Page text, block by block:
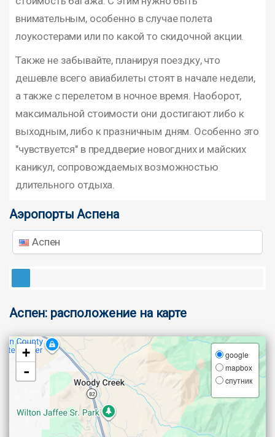
внимательным, особенно в случае полета
лоукостерами или по какой то скидочной акции.
Также не забывайте, планируя поездку, что
дешевле всего авиабилеты стоят в начале недели,
а также с перелетом в ночное время. Наоборот,
максимальной стоимости они достигают либо к
выходным, либо к празничным дням. Особенно это
"чувствуется" в преддверие новогдних и майских
каникул, сопровождаемых возможностью
длительного отдыха.
Аэропорты Аспена
Аспен
Аспен: расположение на карте
+
-
google
mapbox
cпутник